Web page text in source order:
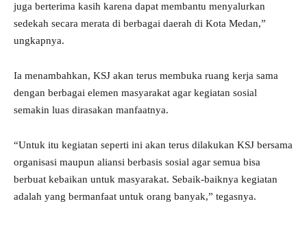
juga berterima kasih karena dapat membantu menyalurkan
sedekah secara merata di berbagai daerah di Kota Medan,”
ungkapnya.
Ia menambahkan, KSJ akan terus membuka ruang kerja sama
dengan berbagai elemen masyarakat agar kegiatan sosial
semakin luas dirasakan manfaatnya.
“Untuk itu kegiatan seperti ini akan terus dilakukan KSJ bersama
organisasi maupun aliansi berbasis sosial agar semua bisa
berbuat kebaikan untuk masyarakat. Sebaik-baiknya kegiatan
adalah yang bermanfaat untuk orang banyak,” tegasnya.